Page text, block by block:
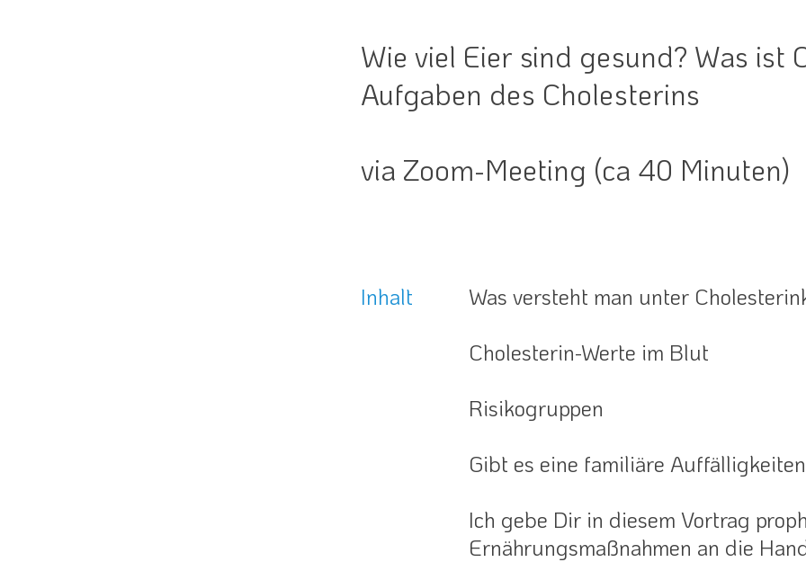
Wie viel Eier sind gesund? Was ist
Aufgaben des Cholesterins
via Zoom-Meeting (ca 40 Minuten)
Inhalt
Was versteht man unter
Cholesterin-Werte im Blut
Risikogruppen
Gibt es eine familiäre
Ich gebe Dir in diesem Vortrag
Ernährungsmaßnahmen an die